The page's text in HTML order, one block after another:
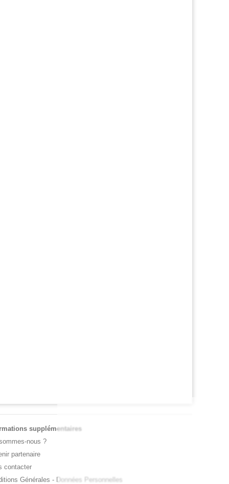
supplémentaires
nous ?
partenaire
contacter
Générales - Données Personnelles